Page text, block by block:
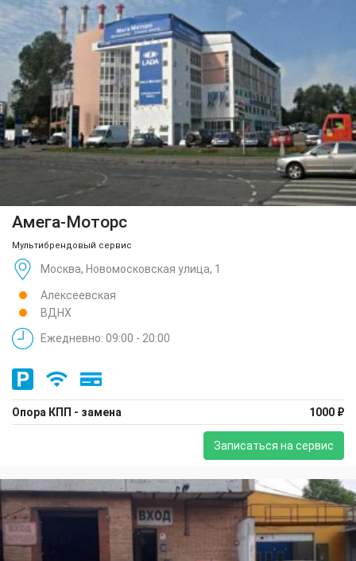
Амега-Моторс
Мультибрендовый сервис
Москва, Новомосковская улица, 1
Алексеевская
ВДНХ
Ежедневно: 09:00 - 20:00
Опора КПП - замена 1000 ₽
Записаться на сервис